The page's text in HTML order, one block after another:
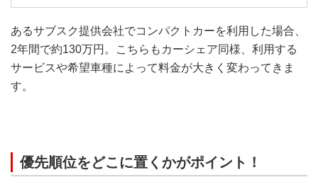
あるサブスク提供会社でコンパクトカーを利用した場合、
2年間で約130万円。こちらもカーシェア同様、利用する
サービスや希望車種によって料金が大きく変わってきま
す。
優先順位をどこに置くかがポイント！